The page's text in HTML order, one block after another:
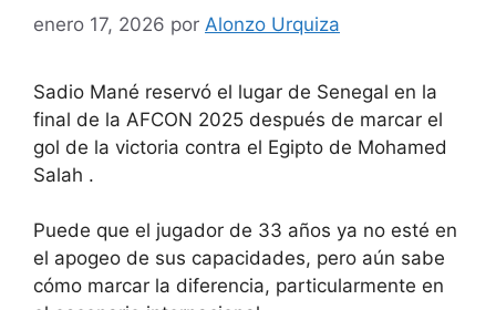
enero 17, 2026 por Alonzo Urquiza
Sadio Mané reservó el lugar de Senegal en la
final de la AFCON 2025 después de marcar el
gol de la victoria contra el Egipto de Mohamed
Salah .
Puede que el jugador de 33 años ya no esté en
el apogeo de sus capacidades, pero aún sabe
cómo marcar la diferencia, particularmente en